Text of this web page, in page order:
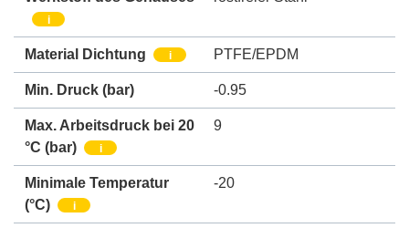
i
Material Dichtung i PTFE/EPDM
Min. Druck (bar) -0.95
Max. Arbeitsdruck bei 20
°C (bar)
i
9
Minimale Temperatur
(°C)
i
-20